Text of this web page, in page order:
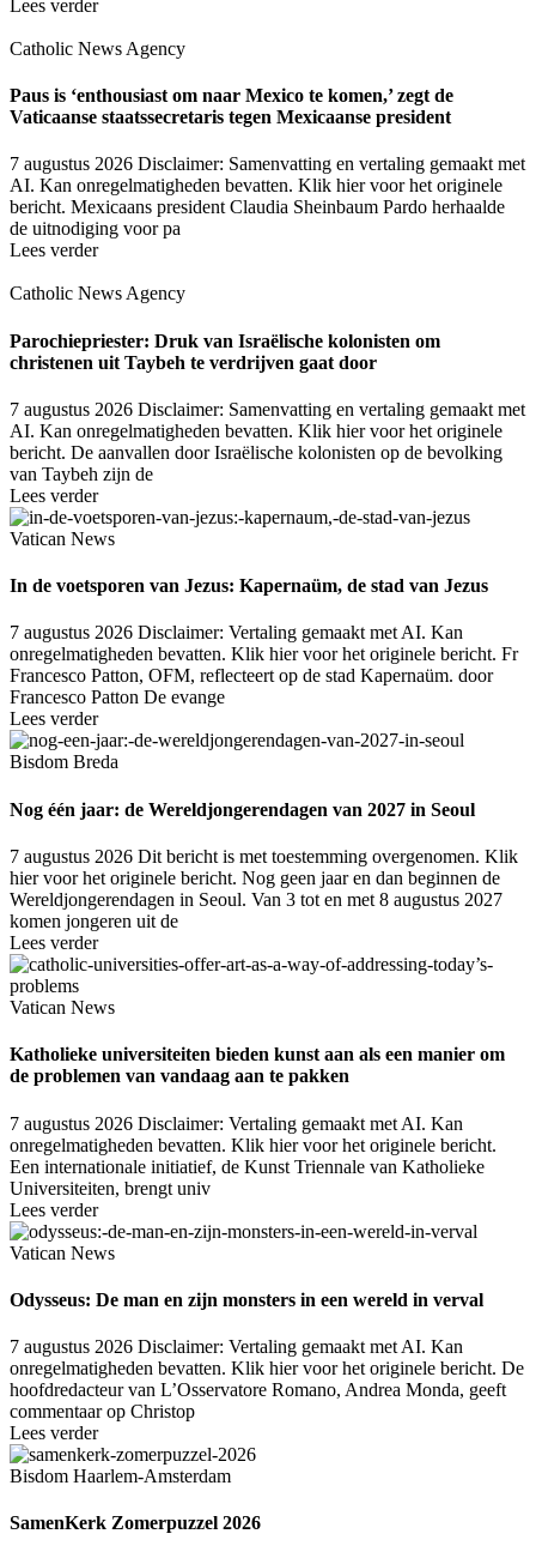
Lees verder
Catholic News Agency
Paus is ‘enthousiast om naar Mexico te komen,’ zegt de
Vaticaanse staatssecretaris tegen Mexicaanse president
7 augustus 2026 Disclaimer: Samenvatting en vertaling gemaakt met
AI. Kan onregelmatigheden bevatten. Klik hier voor het originele
bericht. Mexicaans president Claudia Sheinbaum Pardo herhaalde
de uitnodiging voor pa
Lees verder
Catholic News Agency
Parochiepriester: Druk van Israëlische kolonisten om
christenen uit Taybeh te verdrijven gaat door
7 augustus 2026 Disclaimer: Samenvatting en vertaling gemaakt met
AI. Kan onregelmatigheden bevatten. Klik hier voor het originele
bericht. De aanvallen door Israëlische kolonisten op de bevolking
van Taybeh zijn de
Lees verder
Vatican News
In de voetsporen van Jezus: Kapernaüm, de stad van Jezus
7 augustus 2026 Disclaimer: Vertaling gemaakt met AI. Kan
onregelmatigheden bevatten. Klik hier voor het originele bericht. Fr
Francesco Patton, OFM, reflecteert op de stad Kapernaüm. door
Francesco Patton De evange
Lees verder
Bisdom Breda
Nog één jaar: de Wereldjongerendagen van 2027 in Seoul
7 augustus 2026 Dit bericht is met toestemming overgenomen. Klik
hier voor het originele bericht. Nog geen jaar en dan beginnen de
Wereldjongerendagen in Seoul. Van 3 tot en met 8 augustus 2027
komen jongeren uit de
Lees verder
Vatican News
Katholieke universiteiten bieden kunst aan als een manier om
de problemen van vandaag aan te pakken
7 augustus 2026 Disclaimer: Vertaling gemaakt met AI. Kan
onregelmatigheden bevatten. Klik hier voor het originele bericht.
Een internationale initiatief, de Kunst Triennale van Katholieke
Universiteiten, brengt univ
Lees verder
Vatican News
Odysseus: De man en zijn monsters in een wereld in verval
7 augustus 2026 Disclaimer: Vertaling gemaakt met AI. Kan
onregelmatigheden bevatten. Klik hier voor het originele bericht. De
hoofdredacteur van L’Osservatore Romano, Andrea Monda, geeft
commentaar op Christop
Lees verder
Bisdom Haarlem-Amsterdam
SamenKerk Zomerpuzzel 2026